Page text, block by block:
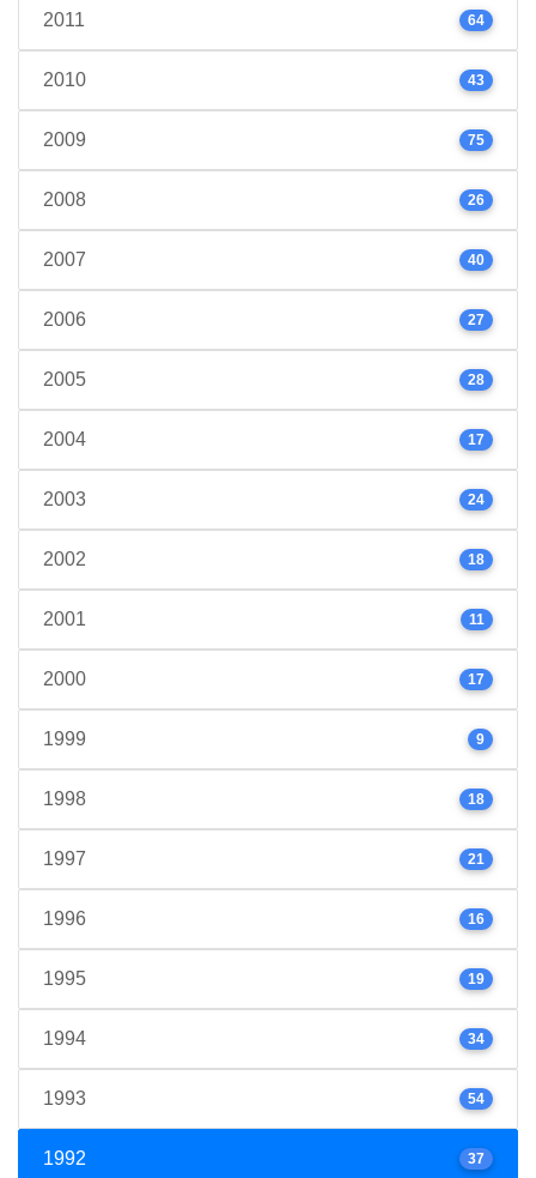
2011 64
2010 43
2009 75
2008 26
2007 40
2006 27
2005 28
2004 17
2003 24
2002 18
2001 11
2000 17
1999 9
1998 18
1997 21
1996 16
1995 19
1994 34
1993 54
1992 37